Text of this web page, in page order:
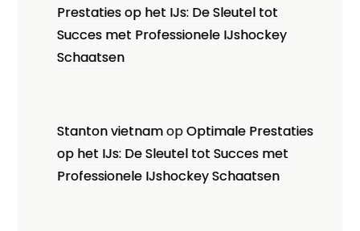
Prestaties op het IJs: De Sleutel tot
Succes met Professionele IJshockey
Schaatsen
Stanton vietnamopOptimale Prestaties
op het IJs: De Sleutel tot Succes met
Professionele IJshockey Schaatsen